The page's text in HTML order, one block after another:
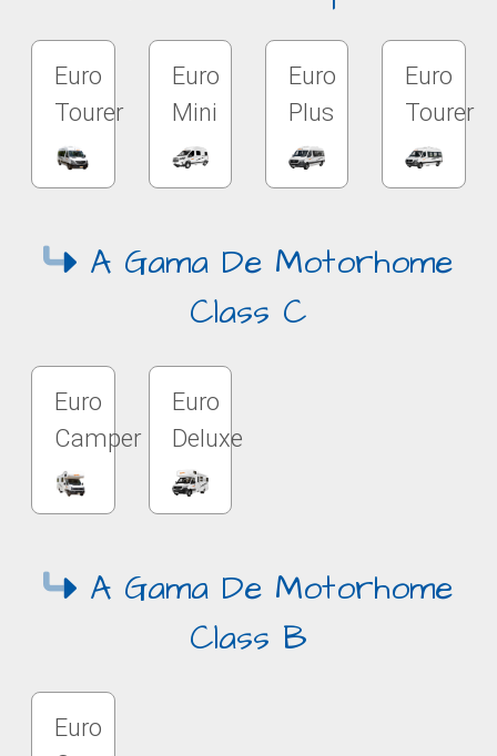
Euro
Tourer
Euro
Mini
Euro
Plus
Euro
Tourer
A Gama De Motorhome
Class C
Euro
Camper
Euro
Deluxe
A Gama De Motorhome
Class B
Euro